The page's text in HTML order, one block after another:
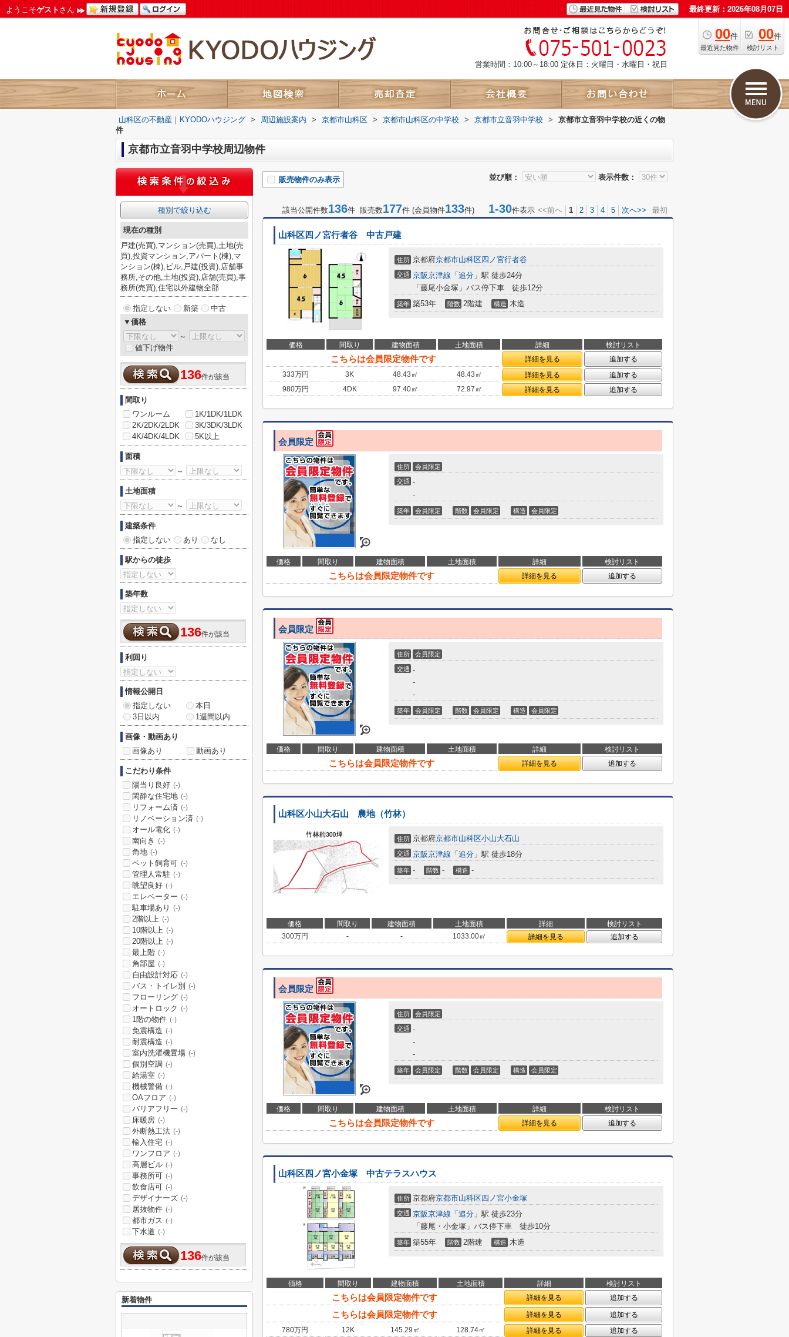
ようこそゲストさん 最終更新：2026年08月07日
00件
最近見た物件
00件
検討リスト
営業時間：10:00～18:00 定休日：火曜日・水曜日・祝日
山科区の不動産｜KYODOハウジング > 周辺施設案内 > 京都市山科区 > 京都市山科区の中学校 > 京都市立音羽中学校 >
京都市立音羽中学校の近くの物
件
京都市立音羽中学校周辺物件
並び順： 表示件数：
販売物件のみ表示
該当公開件数136件 販売数177件 (会員物件133件) 1-30件表示 <<前へ 1 2 3 4 5 次へ>> 最初
山科区四ノ宮行者谷 中古戸建
住所 京都府京都市山科区四ノ宮行者谷
交通 京阪京津線 「 追分 」駅 徒歩24分
「藤尾小金塚」バス停下車 徒歩12分
築年 築53年 階数 2階建 構造 木造
価格 間取り 建物面積 土地面積 詳細 検討リスト
こちらは会員限定物件です 詳細を見る
追加する
333万円 3K 48.43㎡ 48.43㎡ 詳細を見る
追加する
980万円 4DK 97.40㎡ 72.97㎡ 詳細を見る 追加する
会員限定
住所 会員限定
交通 -
-
築年 会員限定 階数 会員限定 構造 会員限定
価格 間取り 建物面積 土地面積 詳細 検討リスト
こちらは会員限定物件です 詳細を見る 追加する
会員限定
住所 会員限定
交通 -
-
-
築年 会員限定 階数 会員限定 構造 会員限定
価格 間取り 建物面積 土地面積 詳細 検討リスト
こちらは会員限定物件です 詳細を見る 追加する
山科区小山大石山 農地（竹林）
住所 京都府京都市山科区小山大石山
交通 京阪京津線 「 追分 」駅 徒歩18分
築年 - 階数 - 構造 -
価格 間取り 建物面積 土地面積 詳細
検討リスト
300万円 - - 1033.00㎡ 詳細を見る 追加する
会員限定
住所 会員限定
交通 -
-
-
築年 会員限定 階数 会員限定 構造 会員限定
価格 間取り 建物面積 土地面積 詳細 検討リスト
こちらは会員限定物件です 詳細を見る 追加する
山科区四ノ宮小金塚 中古テラスハウス
住所 京都府京都市山科区四ノ宮小金塚
交通 京阪京津線 「 追分 」駅 徒歩23分
「藤尾・小金塚」バス停下車 徒歩10分
築年 築55年 階数 2階建 構造 木造
価格 間取り 建物面積 土地面積 詳細 検討リスト
こちらは会員限定物件です 詳細を見る 追加する
こちらは会員限定物件です 詳細を見る
追加する
780万円 12K 145.29㎡ 128.74㎡ 詳細を見る 追加する
種別で絞り込む
現在の種別
戸建(売買),マンション(売買),土地(売
買),投資マンション,アパート(棟),マ
ンション(棟),ビル,戸建(投資),店舗事
務所,その他,土地(投資),店舗(売買),事
務所(売買),住宅以外建物全部
指定しない 新築
中古
▼価格
～
値下げ物件
136件が該当
間取り
ワンルーム
1K/1DK/1LDK
2K/2DK/2LDK
3K/3DK/3LDK
4K/4DK/4LDK
5K以上
面積
～
土地面積
～
建築条件
指定しない
あり なし
駅からの徒歩
築年数
136件が該当
利回り
情報公開日
指定しない
本日
3日以内
1週間以内
画像・動画あり
画像あり
動画あり
こだわり条件
陽当り良好 (-)
閑静な住宅地 (-)
リフォーム済 (-)
リノベーション済 (-)
オール電化 (-)
南向き (-)
角地 (-)
ペット飼育可 (-)
管理人常駐 (-)
眺望良好 (-)
エレベーター (-)
駐車場あり (-)
2階以上 (-)
10階以上 (-)
20階以上 (-)
最上階 (-)
角部屋 (-)
自由設計対応 (-)
バス・トイレ別 (-)
フローリング (-)
オートロック (-)
1階の物件 (-)
免震構造 (-)
耐震構造 (-)
室内洗濯機置場 (-)
個別空調 (-)
給湯室 (-)
機械警備 (-)
OAフロア (-)
バリアフリー (-)
床暖房 (-)
外断熱工法 (-)
輸入住宅 (-)
ワンフロア (-)
高層ビル (-)
事務所可 (-)
飲食店可 (-)
デザイナーズ (-)
居抜物件 (-)
都市ガス (-)
下水道 (-)
136件が該当
新着物件